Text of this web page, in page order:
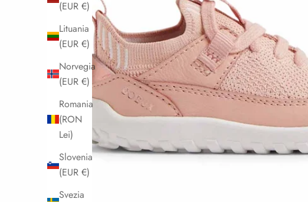
(EUR €)
Lituania
(EUR €)
Norvegia
(EUR €)
Romania
(RON
Lei)
Slovenia
(EUR €)
Svezia